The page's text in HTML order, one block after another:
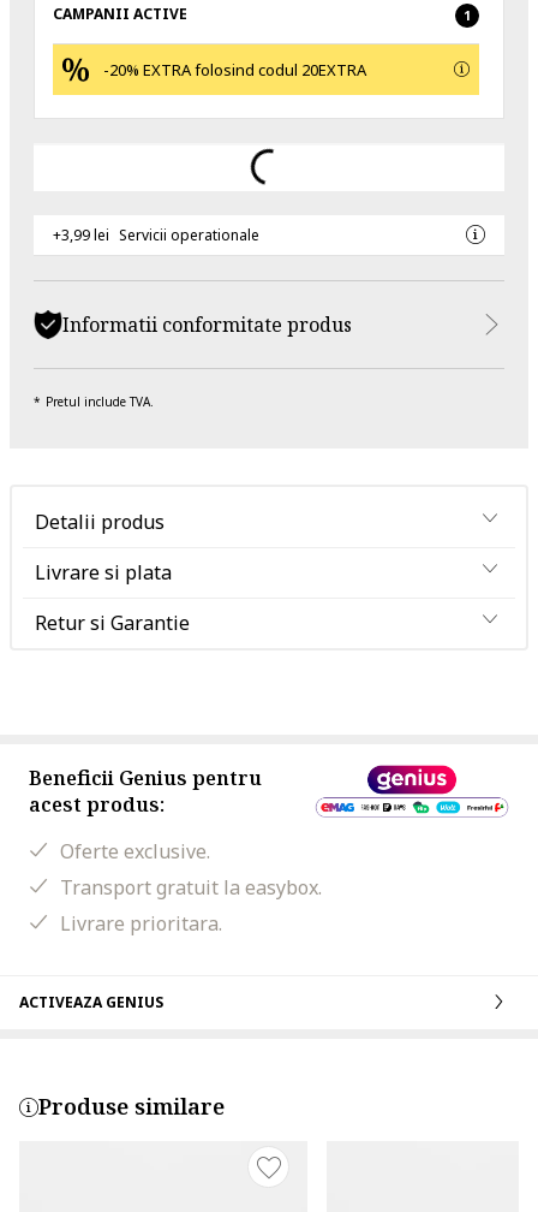
CAMPANII ACTIVE 1
-20% EXTRA folosind codul 20EXTRA
+3,99 lei Servicii operationale
Informatii conformitate produs
Pretul include TVA.
Detalii produs
Livrare si plata
Retur si Garantie
Beneficii Genius pentru
acest produs:
Oferte exclusive.
Transport gratuit la easybox.
Livrare prioritara.
ACTIVEAZA GENIUS
Produse similare